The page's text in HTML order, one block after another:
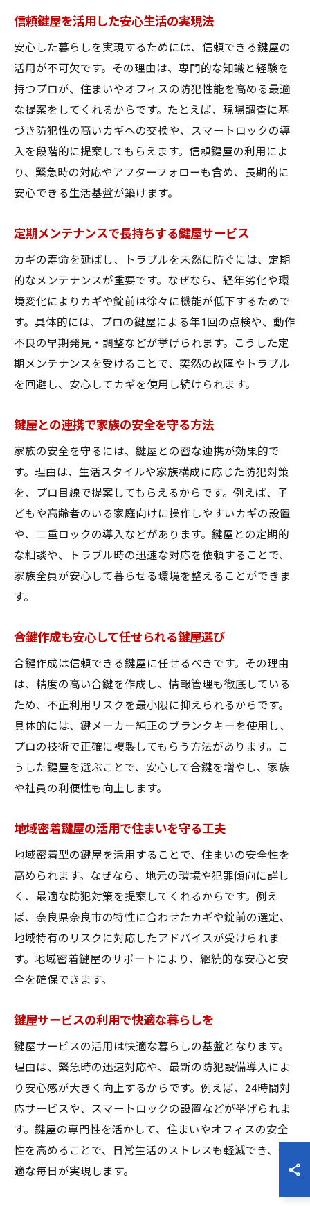
信頼鍵屋を活用した安心生活の実現法
安心した暮らしを実現するためには、信頼できる鍵屋の
活用が不可欠です。その理由は、専門的な知識と経験を
持つプロが、住まいやオフィスの防犯性能を高める最適
な提案をしてくれるからです。たとえば、現場調査に基
づき防犯性の高いカギへの交換や、スマートロックの導
入を段階的に提案してもらえます。信頼鍵屋の利用によ
り、緊急時の対応やアフターフォローも含め、長期的に
安心できる生活基盤が築けます。
定期メンテナンスで長持ちする鍵屋サービス
カギの寿命を延ばし、トラブルを未然に防ぐには、定期
的なメンテナンスが重要です。なぜなら、経年劣化や環
境変化によりカギや錠前は徐々に機能が低下するためで
す。具体的には、プロの鍵屋による年1回の点検や、動作
不良の早期発見・調整などが挙げられます。こうした定
期メンテナンスを受けることで、突然の故障やトラブル
を回避し、安心してカギを使用し続けられます。
鍵屋との連携で家族の安全を守る方法
家族の安全を守るには、鍵屋との密な連携が効果的で
す。理由は、生活スタイルや家族構成に応じた防犯対策
を、プロ目線で提案してもらえるからです。例えば、子
どもや高齢者のいる家庭向けに操作しやすいカギの設置
や、二重ロックの導入などがあります。鍵屋との定期的
な相談や、トラブル時の迅速な対応を依頼することで、
家族全員が安心して暮らせる環境を整えることができま
す。
合鍵作成も安心して任せられる鍵屋選び
合鍵作成は信頼できる鍵屋に任せるべきです。その理由
は、精度の高い合鍵を作成し、情報管理も徹底している
ため、不正利用リスクを最小限に抑えられるからです。
具体的には、鍵メーカー純正のブランクキーを使用し、
プロの技術で正確に複製してもらう方法があります。こ
うした鍵屋を選ぶことで、安心して合鍵を増やし、家族
や社員の利便性も向上します。
地域密着鍵屋の活用で住まいを守る工夫
地域密着型の鍵屋を活用することで、住まいの安全性を
高められます。なぜなら、地元の環境や犯罪傾向に詳し
く、最適な防犯対策を提案してくれるからです。例え
ば、奈良県奈良市の特性に合わせたカギや錠前の選定、
地域特有のリスクに対応したアドバイスが受けられま
す。地域密着鍵屋のサポートにより、継続的な安心と安
全を確保できます。
鍵屋サービスの利用で快適な暮らしを
鍵屋サービスの活用は快適な暮らしの基盤となります。
理由は、緊急時の迅速対応や、最新の防犯設備導入によ
り安心感が大きく向上するからです。例えば、24時間対
応サービスや、スマートロックの設置などが挙げられま
す。鍵屋の専門性を活かして、住まいやオフィスの安全
性を高めることで、日常生活のストレスも軽減でき、快
適な毎日が実現します。